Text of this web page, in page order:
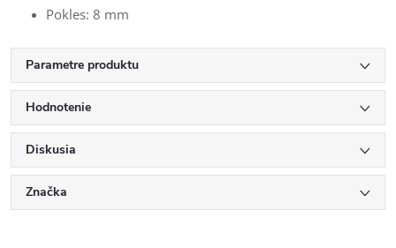
Pokles: 8 mm
Parametre produktu
Hodnotenie
Diskusia
Značka